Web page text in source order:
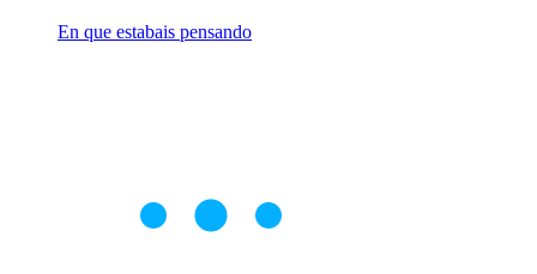
En que estabais pensando